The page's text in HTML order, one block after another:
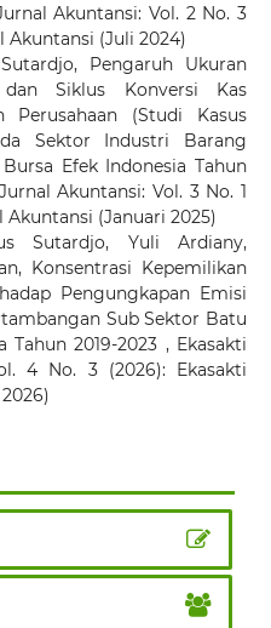
Akuntansi: Vol. 2 No. 3
Akuntansi (Juli 2024)
Pengaruh Ukuran
dan Siklus Konversi Kas
Perusahaan (Studi Kasus
Sektor Industri Barang
Efek Indonesia Tahun
Akuntansi: Vol. 3 No. 1
Akuntansi (Januari 2025)
Sutardjo, Yuli Ardiany,
Konsentrasi Kepemilikan
Pengungkapan Emisi
Sub Sektor Batu
2019-2023 , Ekasakti
4 No. 3 (2026): Ekasakti